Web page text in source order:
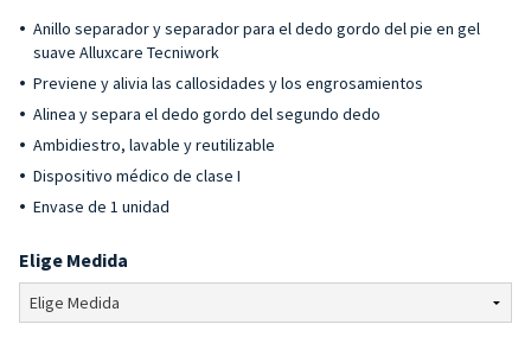
Anillo separador y separador para el dedo gordo del pie en gel
suave Alluxcare Tecniwork
Previene y alivia las callosidades y los engrosamientos
Alinea y separa el dedo gordo del segundo dedo
Ambidiestro, lavable y reutilizable
Dispositivo médico de clase I
Envase de 1 unidad
Elige Medida